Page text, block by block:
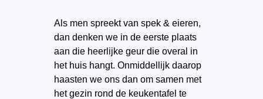
Als men spreekt van spek & eieren,
dan denken we in de eerste plaats
aan die heerlijke geur die overal in
het huis hangt. Onmiddellijk daarop
haasten we ons dan om samen met
het gezin rond de keukentafel te